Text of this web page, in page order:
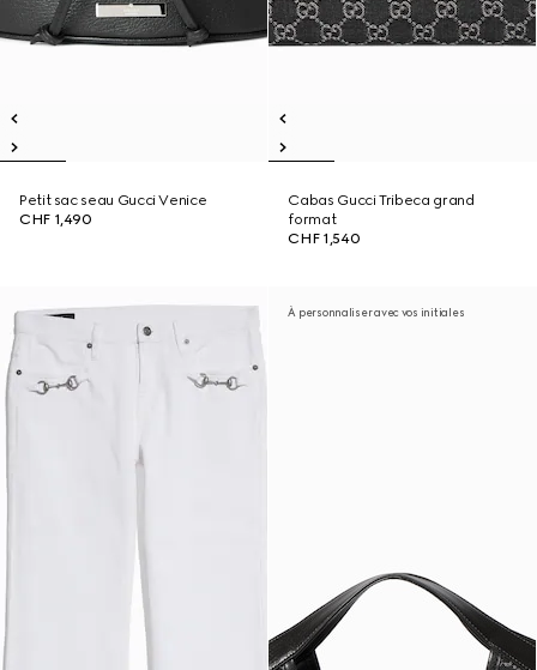
Petit sac seau Gucci Venice
CHF 1,490
Cabas Gucci Tribeca grand
format
CHF 1,540
À personnaliser avec vos initiales